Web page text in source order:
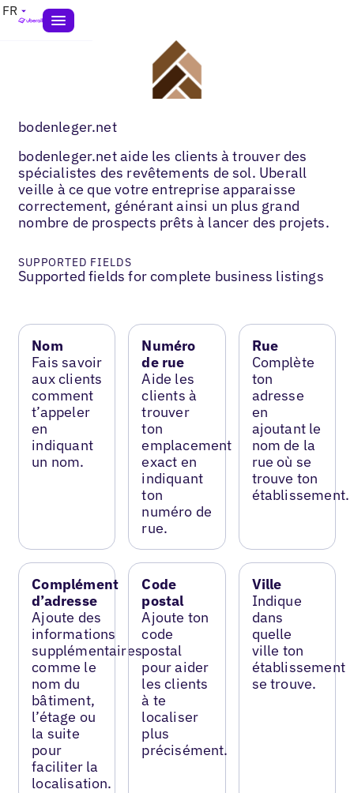
FR
bodenleger.net
bodenleger.net aide les clients à trouver des
spécialistes des revêtements de sol. Uberall
veille à ce que votre entreprise apparaisse
correctement, générant ainsi un plus grand
nombre de prospects prêts à lancer des projets.
SUPPORTED FIELDS
Supported fields for complete business listings
Nom
Fais savoir
aux clients
comment
t’appeler
en
indiquant
un nom.
Numéro
de rue
Aide les
clients à
trouver
ton
emplacement
exact en
indiquant
ton
numéro de
rue.
Rue
Complète
ton
adresse
en
ajoutant le
nom de la
rue où se
trouve ton
établissement.
Complément
d’adresse
Ajoute des
informations
supplémentaires
comme le
nom du
bâtiment,
l’étage ou
la suite
pour
faciliter la
localisation.
Code
postal
Ajoute ton
code
postal
pour aider
les clients
à te
localiser
plus
précisément.
Ville
Indique
dans
quelle
ville ton
établissement
se trouve.